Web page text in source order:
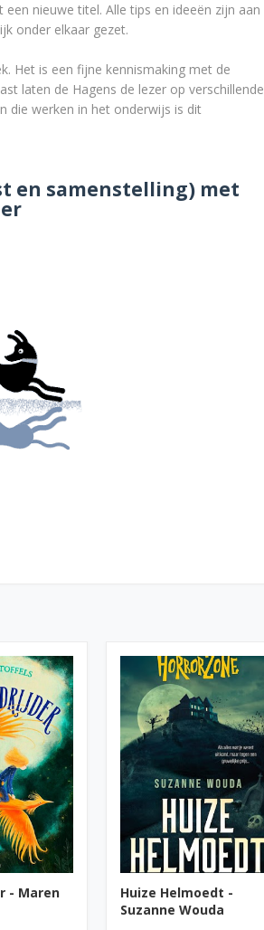
nieuwe titel. Alle tips en ideeën zijn aan
onder elkaar gezet.
Het is een fijne kennismaking met de
laten de Hagens de lezer op verschillende
die werken in het onderwijs is dit
en samenstelling) met
- Maren
Huize Helmoedt -
Suzanne Wouda